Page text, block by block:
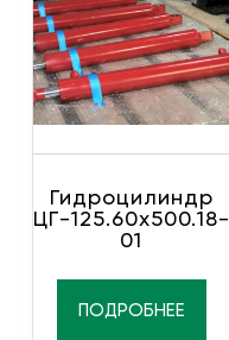
Гидроцилиндр
ЦГ-125.60х500.18-
01
ПОДРОБНЕЕ